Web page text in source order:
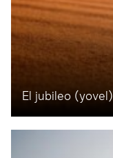
El jubileo (yovel)